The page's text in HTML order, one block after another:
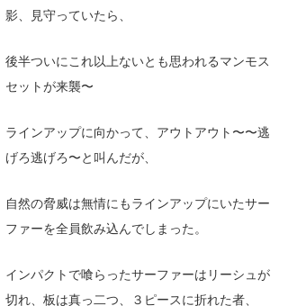
影、見守っていたら、
後半ついにこれ以上ないとも思われるマンモス
セットが来襲〜
ラインアップに向かって、アウトアウト〜〜逃
げろ逃げろ〜と叫んだが、
自然の脅威は無情にもラインアップにいたサー
ファーを全員飲み込んでしまった。
インパクトで喰らったサーファーはリーシュが
切れ、板は真っ二つ、３ピースに折れた者、